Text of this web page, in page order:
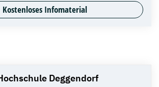
Kostenloses Infomaterial
Deggendorf